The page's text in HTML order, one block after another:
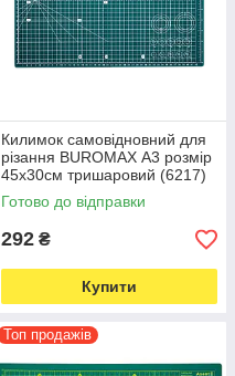
Килимок самовідновний для
різання BUROMAX А3 розмір
45х30см тришаровий (6217)
Готово до відправки
292 ₴
Купити
Топ продажів